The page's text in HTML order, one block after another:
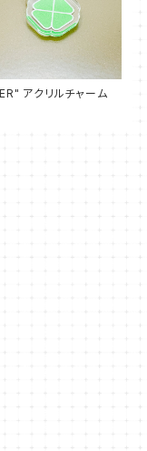
アクリルチャーム